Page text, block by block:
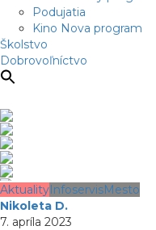
Podujatia
Kino Nova program
Školstvo
Dobrovoľníctvo
AktualityInfoservisMesto
Nikoleta D.
7. apríla 2023